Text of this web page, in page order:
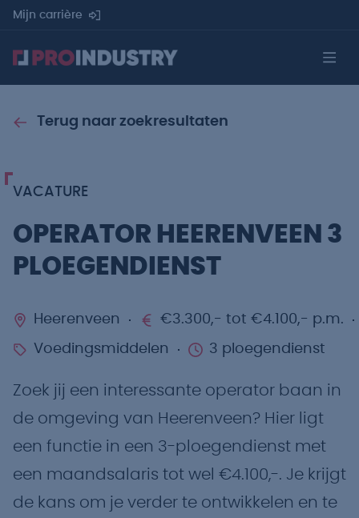
Mijn carrière
Terug naar zoekresultaten
VACATURE
OPERATOR HEERENVEEN 3
PLOEGENDIENST
Heerenveen €3.300,- tot €4.100,- p.m.
Voedingsmiddelen 3 ploegendienst
Zoek jij een interessante operator baan in
de omgeving van Heerenveen? Hier ligt
een functie in een 3-ploegendienst met
een maandsalaris tot wel €4.100,-. Je krijgt
de kans om je verder te ontwikkelen en te